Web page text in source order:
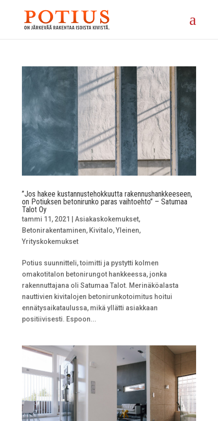
”Jos hakee kustannustehokkuutta rakennushankkeeseen,
on Potiuksen betonirunko paras vaihtoehto” – Satumaa
Talot Oy
tammi 11, 2021 Asiakaskokemukset,
Betonirakentaminen, Kivitalo,Yleinen,
Yrityskokemukset
Potius suunnitteli, toimitti ja pystytti kolmen
omakotitalon betonirungot hankkeessa, jonka
rakennuttajana oli Satumaa Talot. Merinäköalasta
nauttivien kivitalojen betonirunkotoimitus hoitui
ennätysaikataulussa, mikä yllätti asiakkaan
positiivisesti. Espoon...